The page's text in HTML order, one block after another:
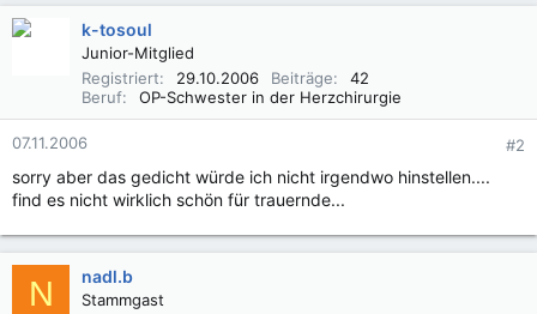
k-tosoul
Junior-Mitglied
Registriert
29.10.2006 Beiträge
42
Beruf
OP-Schwester in der Herzchirurgie
07.11.2006 #2
sorry aber das gedicht würde ich nicht irgendwo hinstellen....
find es nicht wirklich schön für trauernde...
N nadl.b
Stammgast